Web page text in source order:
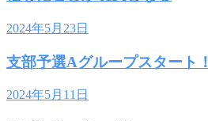
2024年5月23日
支部予選Aグループスタート！
2024年5月11日